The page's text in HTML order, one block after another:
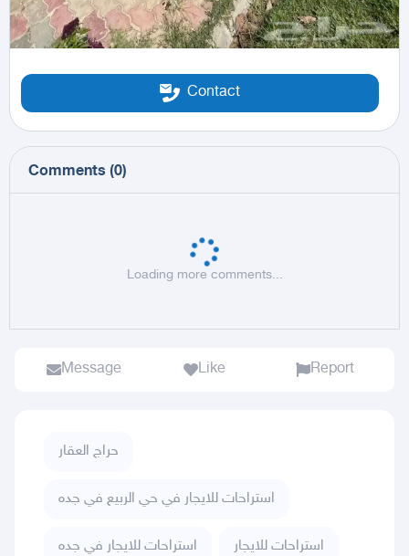
Contact
Comments (0)
Loading more comments...
Message Like Report
حراج العقار
استراحات للايجار في حي الربيع في جده
استراحات للايجار في جده استراحات للايجار